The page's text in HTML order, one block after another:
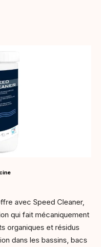
avec Speed Cleaner,
qui fait mécaniquement
organiques et résidus
dans les bassins, bacs